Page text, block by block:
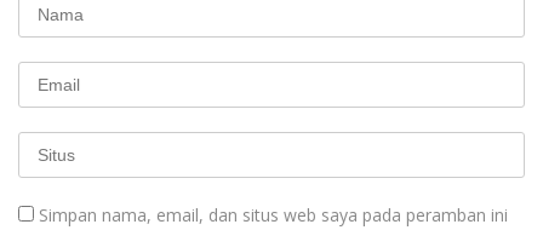
Simpan nama, email, dan situs web saya pada peramban ini